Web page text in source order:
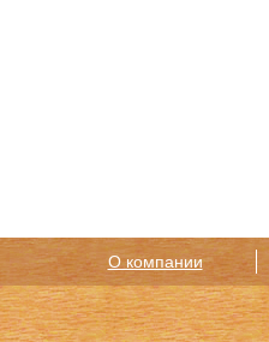
О компании